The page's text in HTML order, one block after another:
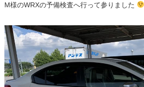
M様のWRXの予備検査へ行って参りました